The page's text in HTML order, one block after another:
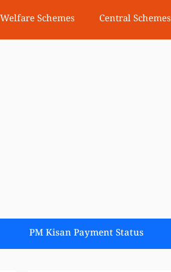
Welfare Schemes Central Schemes
PM Kisan Payment Status